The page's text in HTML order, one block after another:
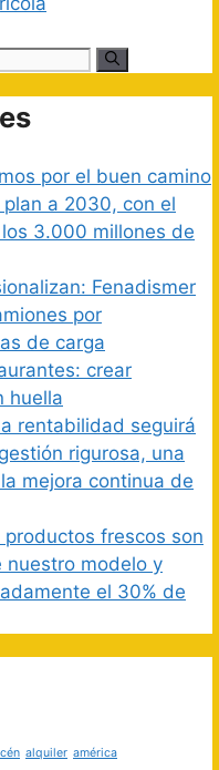
por el buen camino
a 2030, con el
3.000 millones de
Fenadismer
por
de carga
crear
huella
rentabilidad seguirá
rigurosa, una
mejora continua de
productos frescos son
nuestro modelo y
el 30% de
alquiler américa